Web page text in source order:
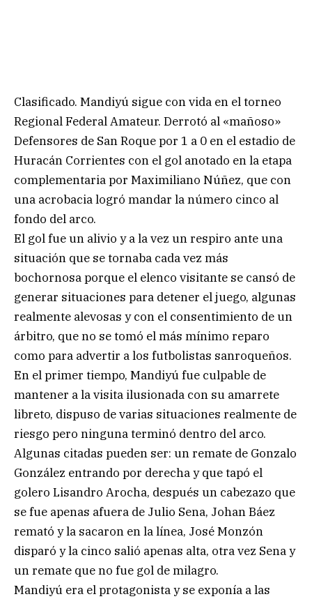
Clasificado. Mandiyú sigue con vida en el torneo
Regional Federal Amateur. Derrotó al «mañoso»
Defensores de San Roque por 1 a 0 en el estadio de
Huracán Corrientes con el gol anotado en la etapa
complementaria por Maximiliano Núñez, que con
una acrobacia logró mandar la número cinco al
fondo del arco.
El gol fue un alivio y a la vez un respiro ante una
situación que se tornaba cada vez más
bochornosa porque el elenco visitante se cansó de
generar situaciones para detener el juego, algunas
realmente alevosas y con el consentimiento de un
árbitro, que no se tomó el más mínimo reparo
como para advertir a los futbolistas sanroqueños.
En el primer tiempo, Mandiyú fue culpable de
mantener a la visita ilusionada con su amarrete
libreto, dispuso de varias situaciones realmente de
riesgo pero ninguna terminó dentro del arco.
Algunas citadas pueden ser: un remate de Gonzalo
González entrando por derecha y que tapó el
golero Lisandro Arocha, después un cabezazo que
se fue apenas afuera de Julio Sena, Johan Báez
remató y la sacaron en la línea, José Monzón
disparó y la cinco salió apenas alta, otra vez Sena y
un remate que no fue gol de milagro.
Mandiyú era el protagonista y se exponía a las